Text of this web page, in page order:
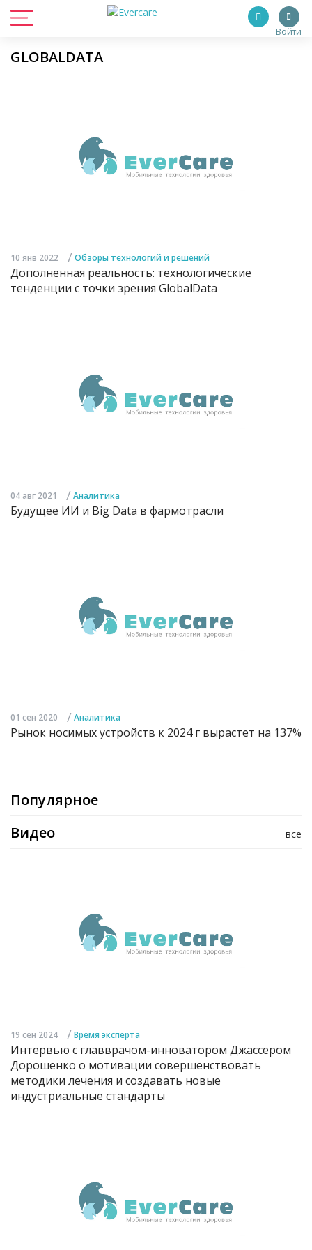
Войти
GLOBALDATA
10 янв 2022 / Обзоры технологий и решений
Дополненная реальность: технологические
тенденции с точки зрения GlobalData
04 авг 2021 / Аналитика
Будущее ИИ и Big Data в фармотрасли
01 сен 2020 / Аналитика
Рынок носимых устройств к 2024 г вырастет на 137%
Популярное
все
Видео
19 сен 2024 / Время эксперта
Интервью с главврачом-инноватором Джассером
Дорошенко о мотивации совершенствовать
методики лечения и создавать новые
индустриальные стандарты